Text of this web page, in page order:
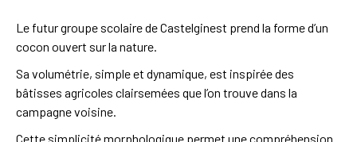
Le futur groupe scolaire de Castelginest prend la forme d’un
cocon ouvert sur la nature.
Sa volumétrie, simple et dynamique, est inspirée des
bâtisses agricoles clairsemées que l’on trouve dans la
campagne voisine.
Cette simplicité morphologique permet une compréhension